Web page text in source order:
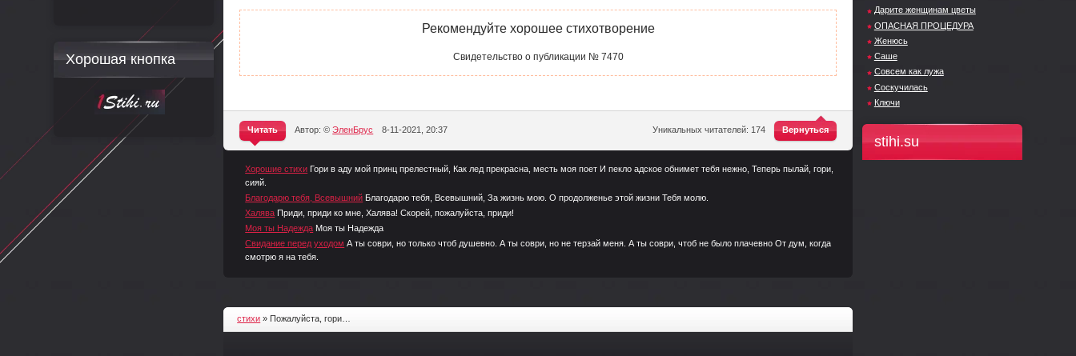
Рекомендуйте хорошее стихотворение
Свидетельство о публикации № 7470
Вернуться
Уникальных читателей: 174
Читать
^
Автор: ©ЭленБрус 8-11-2021, 20:37
Хорошие стихи Гори в аду мой принц прелестный, Как лед прекрасна, месть моя поет И пекло адское обнимет тебя нежно, Теперь пылай, гори,
сияй.
Благодарю тебя, Всевышний Благодарю тебя, Всевышний, За жизнь мою. О продолженье этой жизни Тебя молю.
Халява Приди, приди ко мне, Халява! Скорей, пожалуйста, приди!
Моя ты Надежда Моя ты Надежда
Свидание перед уходом А ты соври, но только чтоб душевно. А ты соври, но не терзай меня. А ты соври, чтоб не было плачевно От дум, когда
смотрю я на тебя.
стихи » Пожалуйста, гори…
Дарите женщинам цветы
ОПАСНАЯ ПРОЦЕДУРА
Женюсь
Саше
Совсем как лужа
Соскучилась
Ключи
stihi.su
Хорошая кнопка